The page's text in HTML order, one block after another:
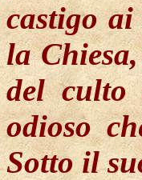
castigo
la
del culto
odioso
Sotto il